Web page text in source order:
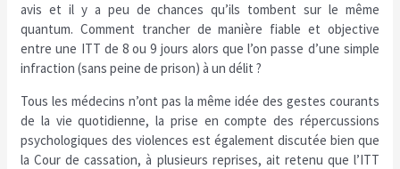
avis et il y a peu de chances qu’ils tombent sur le même
quantum. Comment trancher de manière fiable et objective
entre une ITT de 8 ou 9 jours alors que l’on passe d’une simple
infraction (sans peine de prison) à un délit ?
Tous les médecins n’ont pas la même idée des gestes courants
de la vie quotidienne, la prise en compte des répercussions
psychologiques des violences est également discutée bien que
la Cour de cassation, à plusieurs reprises, ait retenu que l’ITT